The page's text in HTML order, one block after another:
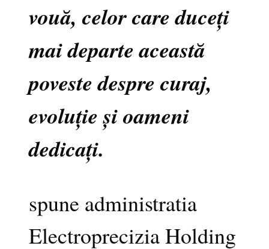
vouă, celor care duceți
mai departe această
poveste despre curaj,
evoluție și oameni
dedicați.
spune administratia
Electroprecizia Holding